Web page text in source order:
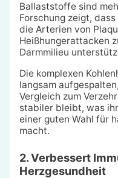
Ballaststoffe sind
Forschung zeigt,
die Arterien von
Heißhungerattacken
Darmmilieu
Die komplexen
langsam
Vergleich zum
stabiler bleibt, was
einer guten Wahl für
macht.
2. Verbessert
Herzgesundheit